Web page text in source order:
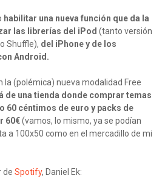
habilitar una nueva función que da la
las librerías del iPod (tanto versión
Shuffle), del iPhone y de los
Android.
la (polémica) nueva modalidad Free
de una tienda donde comprar temas
60 céntimos de euro y packs de
60€(vamos, lo mismo, ya se podían
a 100x50 como en el mercadillo de mi
de Spotify, Daniel Ek: